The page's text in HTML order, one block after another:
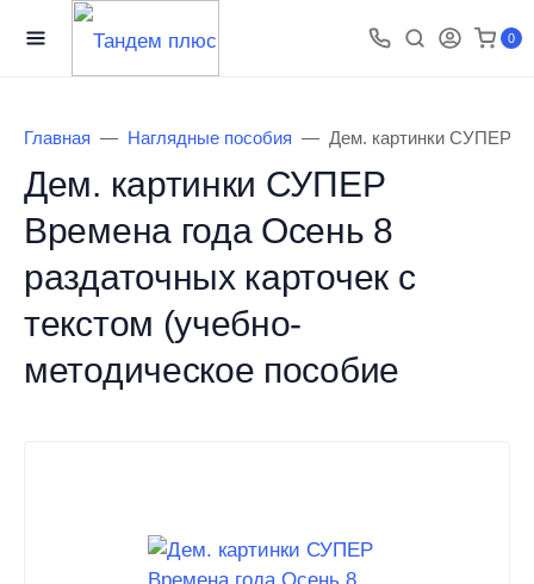
0
Главная Наглядные пособия Дем. картинки СУПЕР
Дем. картинки СУПЕР
Времена года Осень 8
раздаточных карточек с
текстом (учебно-
методическое пособие